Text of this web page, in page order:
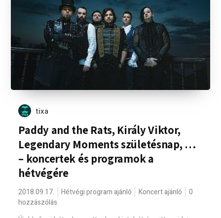
tixa
Paddy and the Rats, Király Viktor,
Legendary Moments születésnap, …
– koncertek és programok a
hétvégére
2018.09.17. Hétvégi program ajánló Koncert ajánló
0
hozzászólás